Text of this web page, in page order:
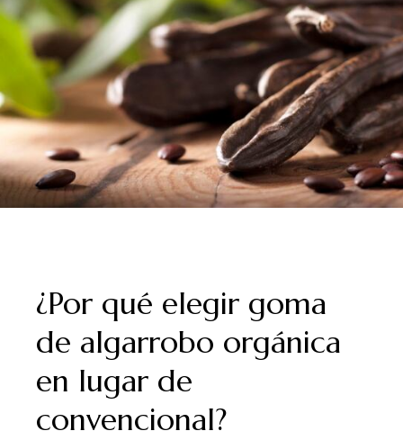
¿Por qué elegir goma
de algarrobo orgánica
en lugar de
convencional?